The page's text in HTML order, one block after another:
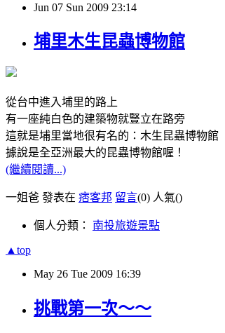
Jun 07 Sun 2009 23:14
埔里木生昆蟲博物館
從台中進入埔里的路上
有一座純白色的建築物就豎立在路旁
這就是埔里當地很有名的：木生昆蟲博物館
據說是全亞洲最大的昆蟲博物館喔！
(繼續閱讀...)
一姐爸 發表在 痞客邦 留言(0) 人氣()
個人分類： 南投旅遊景點
▲top
May 26 Tue 2009 16:39
挑戰第一次～～